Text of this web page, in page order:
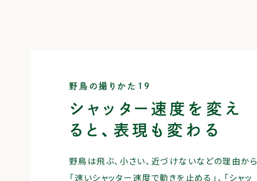
野鳥の撮りかた19
シャッター速度を変え
ると、表現も変わる
野鳥は飛ぶ、小さい、近づけないなどの理由から
「速いシャッター速度で動きを止める」、「シャッ